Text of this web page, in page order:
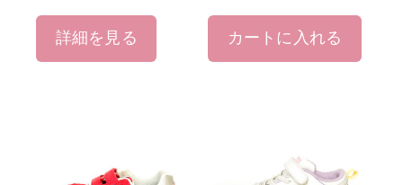
詳細を見る カートに入れる